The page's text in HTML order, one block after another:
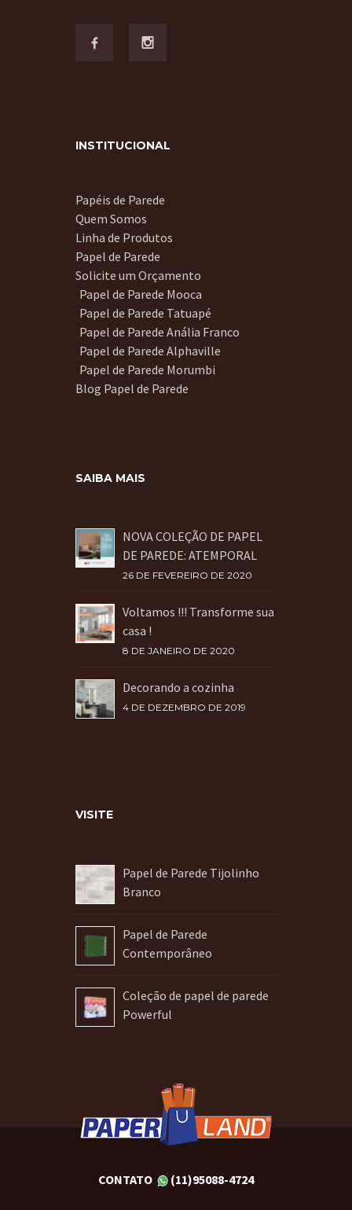
INSTITUCIONAL
Papéis de Parede
Quem Somos
Linha de Produtos
Papel de Parede
Solicite um Orçamento
Papel de Parede Mooca
Papel de Parede Tatuapé
Papel de Parede Anália Franco
Papel de Parede Alphaville
Papel de Parede Morumbi
Blog Papel de Parede
SAIBA MAIS
NOVA COLEÇÃO DE PAPEL
DE PAREDE: ATEMPORAL
26 DE FEVEREIRO DE 2020
Voltamos !!! Transforme sua
casa !
8 DE JANEIRO DE 2020
Decorando a cozinha
4 DE DEZEMBRO DE 2019
VISITE
Papel de Parede Tijolinho
Branco
Papel de Parede
Contemporâneo
Coleção de papel de parede
Powerful
CONTATO (11)95088-4724